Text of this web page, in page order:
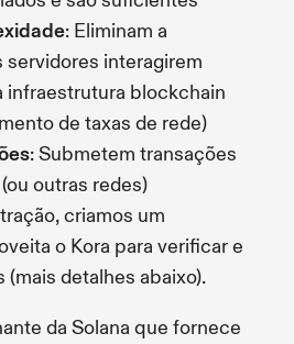
: Eliminam a
servidores interagirem
infraestrutura blockchain
de taxas de rede)
: Submetem transações
outras redes)
criamos um
o Kora para verificar e
detalhes abaixo).
da Solana que fornece